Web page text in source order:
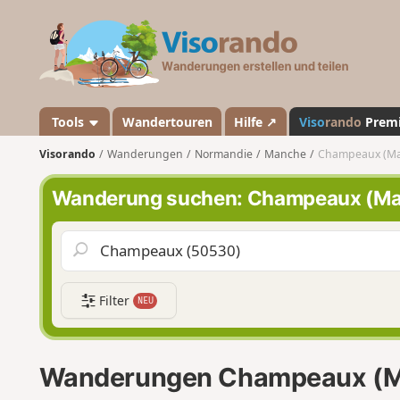
a
n
d
o
Tools Wandertouren Hilfe ↗ Visorando
Visorando Wanderungen Normandie Manche Champeaux
Wanderung suchen: Champeaux
Filter NEU
Wanderungen Champeaux